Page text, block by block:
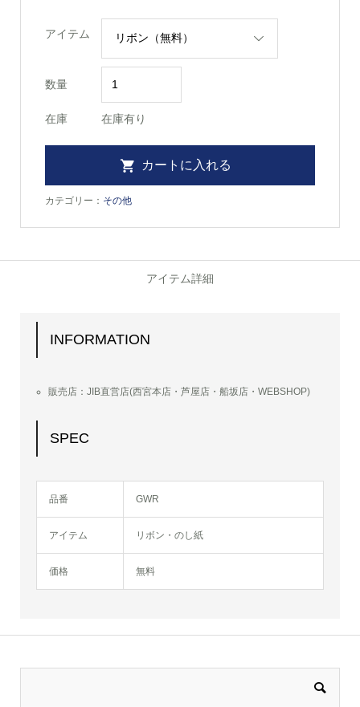
アイテム
数量
在庫 在庫有り
カテゴリー： その他
アイテム詳細
INFORMATION
販売店：JIB直営店(西宮本店・芦屋店・船坂店・WEBSHOP)
SPEC
品番 GWR
アイテム リボン・のし紙
価格 無料